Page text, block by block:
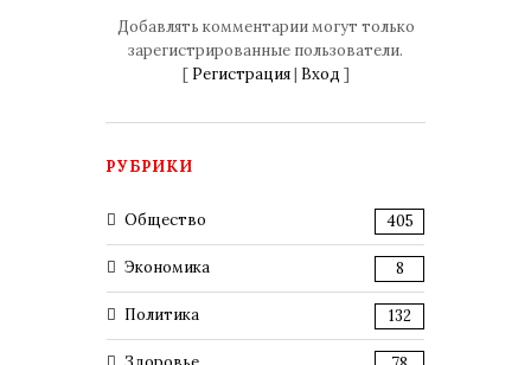
Добавлять комментарии могут только
зарегистрированные пользователи.
[ Регистрация| Вход ]
РУБРИКИ
Общество 405
Экономика 8
Политика 132